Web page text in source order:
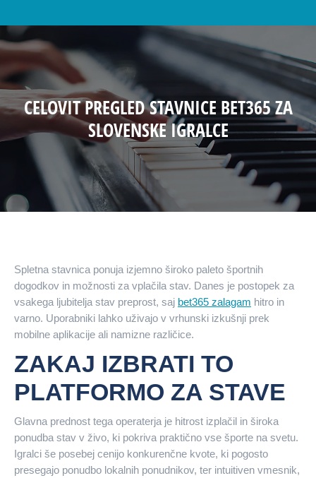
CELOVIT PREGLED STAVNICE BET365 ZA
SLOVENSKE IGRALCE
Spletna stavnica ponuja izjemno široko paleto športnih
dogodkov in možnosti za vplačila stav. Danes je postopek za
vsakega ljubitelja stav preprost, saj bet365 zalagam hitro in
varno. Uporabniki lahko uživajo v vrhunski izkušnji prek
mobilne aplikacije ali namizne različice.
ZAKAJ IZBRATI TO
PLATFORMO ZA STAVE
Glavna prednost tega operaterja je hitrost izplačil in široka
ponudba stav v živo, ki pokriva praktično vse športe na svetu.
Igralci še posebej cenijo konkurenčne kvote, ki pogosto
presegajo ponudbo lokalnih ponudnikov, ter intuitiven vmesnik,